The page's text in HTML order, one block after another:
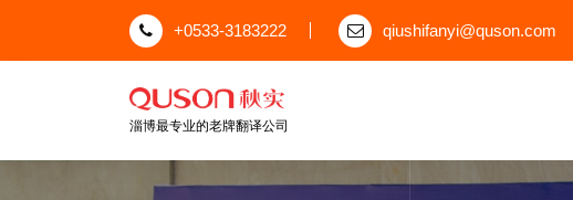
正
+0533-3183222 qiushifanyi@quson.com
淄博最专业的老牌翻译公司